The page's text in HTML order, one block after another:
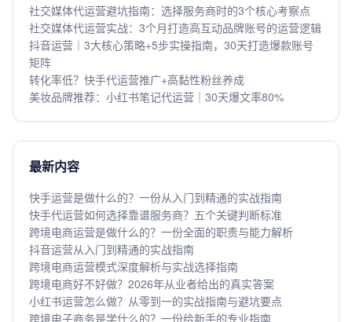
社交媒体代运营避坑指南：选择服务商时的3个核心考察点
社交媒体代运营实战：3个月打造高互动品牌账号的运营逻辑
抖音运营｜3大核心策略+5步实操指南，30天打造爆款账号
矩阵
转化率低？快手代运营推广+高黏性粉丝养成
美妆品牌推荐：小红书笔记代运营｜30天爆文率80%
最新内容
快手运营是做什么的？一份从入门到精通的实战指南
快手代运营如何选择靠谱服务商？五个关键判断标准
跨境电商运营是做什么的？一份全面的职责与能力解析
抖音运营从入门到精通的实战指南
跨境电商运营模式深度解析与实战选择指南
跨境电商好不好做？2026年从业者给出的真实答案
小红书运营怎么做？从零到一的实战指南与避坑要点
跨境电子商务是学什么的？一份给新手的专业指南